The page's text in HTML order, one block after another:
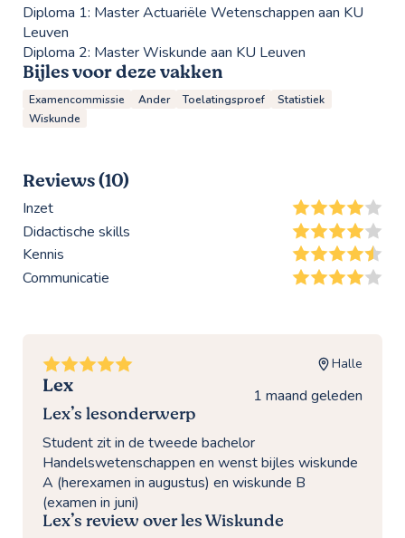
Diploma 1: Master Actuariële Wetenschappen aan KU
Leuven
Diploma 2: Master Wiskunde aan KU Leuven
Bijles voor deze vakken
Examencommissie Ander Toelatingsproef
Statistiek
Wiskunde
Reviews (10)
Inzet
Didactische skills
Kennis
Communicatie
Lex
Halle
1 maand geleden
Lex’s lesonderwerp
Student zit in de tweede bachelor
Handelswetenschappen en wenst bijles wiskunde
A (herexamen in augustus) en wiskunde B
(examen in juni)
Lex’s review over les Wiskunde